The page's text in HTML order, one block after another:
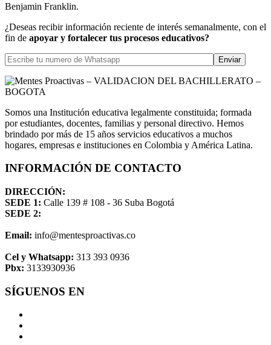
Benjamin Franklin.
¿Deseas recibir información reciente de interés semanalmente, con el
fin de apoyar y fortalecer tus procesos educativos?
Somos una Institución educativa legalmente constituida; formada
por estudiantes, docentes, familias y personal directivo. Hemos
brindado por más de 15 años servicios educativos a muchos
hogares, empresas e instituciones en Colombia y América Latina.
INFORMACIÓN DE CONTACTO
DIRECCIÓN:
SEDE 1: Calle 139 # 108 - 36 Suba Bogotá
SEDE 2:
Email: info@mentesproactivas.co
Cel y Whatsapp: 313 393 0936
Pbx: 3133930936
SÍGUENOS EN